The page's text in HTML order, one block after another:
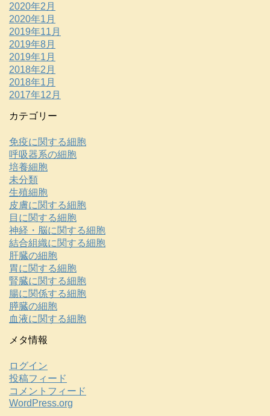
2020年2月
2020年1月
2019年11月
2019年8月
2019年1月
2018年2月
2018年1月
2017年12月
カテゴリー
免疫に関する細胞
呼吸器系の細胞
培養細胞
未分類
生殖細胞
皮膚に関する細胞
目に関する細胞
神経・脳に関する細胞
結合組織に関する細胞
肝臓の細胞
胃に関する細胞
腎臓に関する細胞
腸に関係する細胞
膵臓の細胞
血液に関する細胞
メタ情報
ログイン
投稿フィード
コメントフィード
WordPress.org